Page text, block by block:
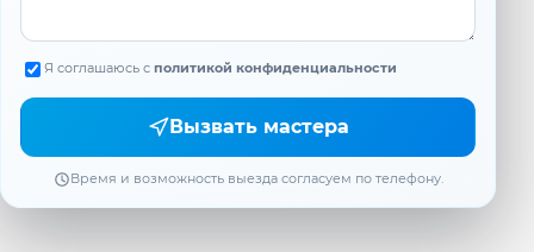
Я соглашаюсь с политикой конфиденциальности
Вызвать мастера
Время и возможность выезда согласуем по телефону.